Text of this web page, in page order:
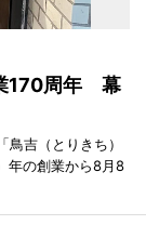
170周年 幕
吉（とりきち）
年の創業から8月8